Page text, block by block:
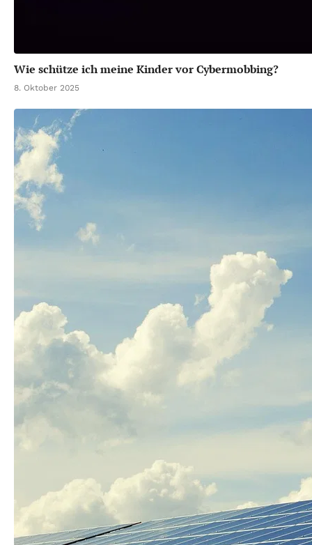
Wie schütze ich meine Kinder vor Cybermobbing?
8. Oktober 2025